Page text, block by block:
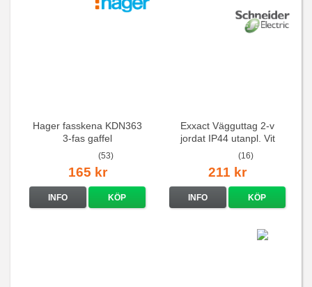
Hager fasskena KDN363
3-fas gaffel
(53)
165 kr
INFO KÖP
Exxact Vägguttag 2-v
jordat IP44 utanpl. Vit
(16)
211 kr
INFO KÖP